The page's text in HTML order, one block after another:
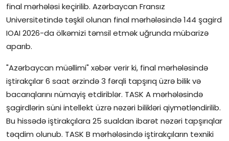
Pedaqogika
Regionlar
İctimai şura
Dünya
final mərhələsi keçirilib. Azərbaycan Fransız
Universitetində təşkil olunan final mərhələsində 144 şagird
IOAI 2026-da ölkəmizi təmsil etmək uğrunda mübarizə
aparıb.
"Azərbaycan müəllimi" xəbər verir ki, final mərhələsində
iştirakçılar 6 saat ərzində 3 fərqli tapşırıq üzrə bilik və
bacarıqlarını nümayiş etdiriblər. TASK A mərhələsində
şagirdlərin süni intellekt üzrə nəzəri bilikləri qiymətləndirilib.
Bu hissədə iştirakçılara 25 sualdan ibarət nəzəri tapşırıqlar
təqdim olunub. TASK B mərhələsində iştirakçıların texniki